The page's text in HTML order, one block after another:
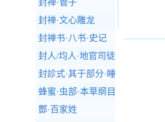
封禅·管子
封禅·文心雕龙
封禅书·八书·史记
封人/均人·地官司徒·周礼
封診式·其于部分·睡虎地秦墓竹简
蜂蜜·虫部·本草纲目
酆·百家姓